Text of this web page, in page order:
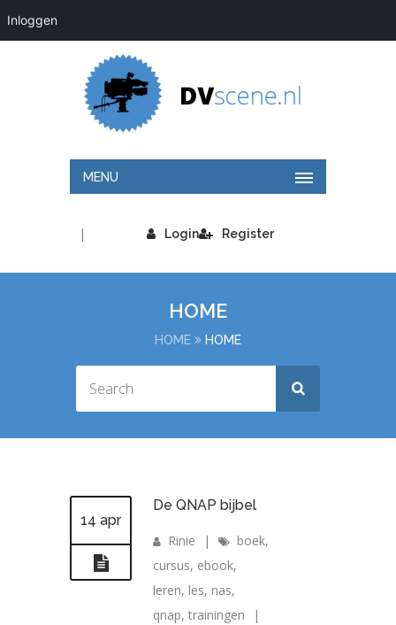
Inloggen
MENU
Login
| Register
HOME
HOME HOME
14 apr
De QNAP bijbel
Rinie | boek,
cursus, ebook,
leren, les, nas,
qnap, trainingen
|